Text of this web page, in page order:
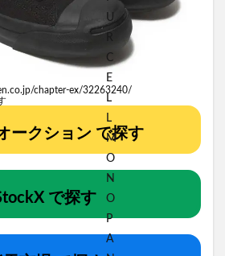
chapter-ex/32263240/
ークション で探す
で探す